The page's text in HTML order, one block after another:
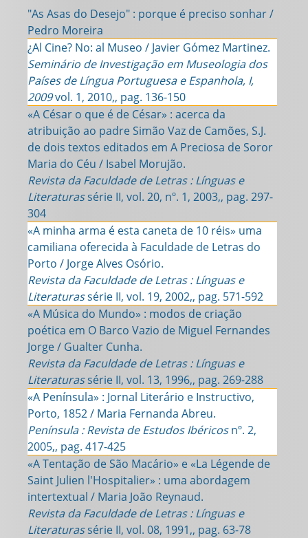
"As Asas do Desejo" : porque é preciso sonhar /
Pedro Moreira
¿Al Cine? No: al Museo / Javier Gómez Martinez.
Seminário de Investigação em Museologia dos
Países de Língua Portuguesa e Espanhola, I,
2009vol. 1, 2010,, pag. 136-150
«A César o que é de César» : acerca da
atribuição ao padre Simão Vaz de Camões, S.J.
de dois textos editados em A Preciosa de Soror
Maria do Céu / Isabel Morujão.
Revista da Faculdade de Letras : Línguas e
Literaturassérie II, vol. 20, nº. 1, 2003,, pag. 297-
304
«A minha arma é esta caneta de 10 réis» uma
camiliana oferecida à Faculdade de Letras do
Porto / Jorge Alves Osório.
Revista da Faculdade de Letras : Línguas e
Literaturassérie II, vol. 19, 2002,, pag. 571-592
«A Música do Mundo» : modos de criação
poética em O Barco Vazio de Miguel Fernandes
Jorge / Gualter Cunha.
Revista da Faculdade de Letras : Línguas e
Literaturassérie II, vol. 13, 1996,, pag. 269-288
«A Península» : Jornal Literário e Instructivo,
Porto, 1852 / Maria Fernanda Abreu.
Península : Revista de Estudos Ibéricosnº. 2,
2005,, pag. 417-425
«A Tentação de São Macário» e «La Légende de
Saint Julien l'Hospitalier» : uma abordagem
intertextual / Maria João Reynaud.
Revista da Faculdade de Letras : Línguas e
Literaturassérie II, vol. 08, 1991,, pag. 63-78